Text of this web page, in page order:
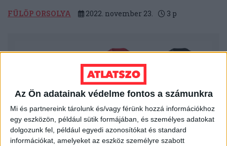
Az Ön adatainak védelme fontos a számunkra
Mi és partnereink tárolunk és/vagy férünk hozzá információkhoz
egy eszközön, például sütik formájában, és személyes adatokat
dolgozunk fel, például egyedi azonosítókat és standard
információkat, amelyeket az eszköz személyre szabott
FÜLÖP ORSOLYA 2022. november 23. 3 p